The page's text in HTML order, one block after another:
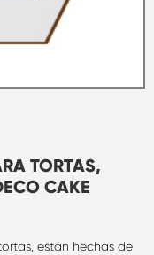
TORTAS,
CAKE
están hechas de